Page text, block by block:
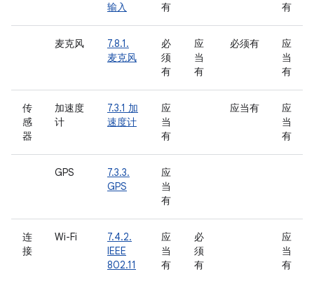
输入
有
有
麦克风
7.8.1.
麦克风
必
须
有
应
当
有
必须有
应
当
有
传
感
器
加速度
计
7.3.1 加
速度计
应
当
有
应当有
应
当
有
GPS
7.3.3.
GPS
应
当
有
连
接
Wi-Fi
7.4.2.
IEEE
802.11
应
当
有
必
须
有
应
当
有